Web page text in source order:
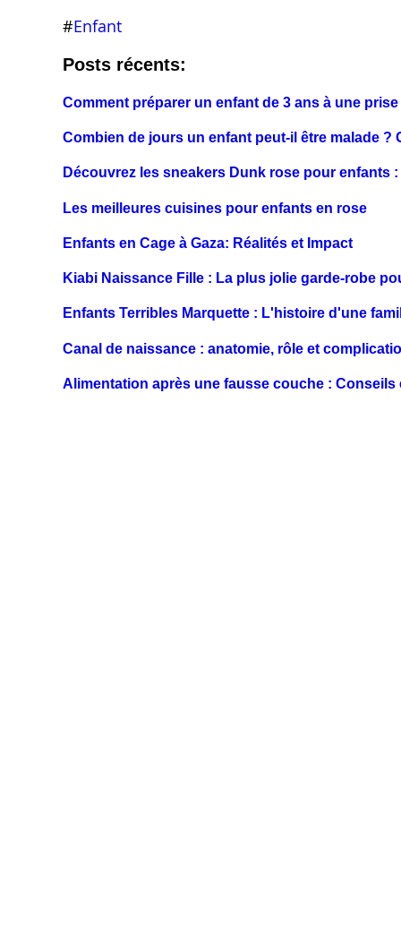
#Enfant
Posts récents:
Comment préparer un enfant de 3 ans à une
Combien de jours un enfant peut-il être malade ?
Découvrez les sneakers Dunk rose pour enfants
Les meilleures cuisines pour enfants en rose
Enfants en Cage à Gaza: Réalités et Impact
Kiabi Naissance Fille : La plus jolie garde-robe
Enfants Terribles Marquette : L'histoire d'une
Canal de naissance : anatomie, rôle et
Alimentation après une fausse couche : Conseils